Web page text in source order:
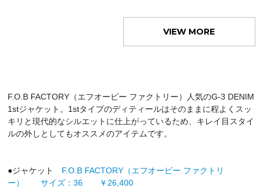
VIEW MORE
F.O.B FACTORY（エフオービー ファクトリー）人気のG-3 DENIM
1stジャケット。1stタイプのディティールはそのままに程よくスッ
キリと現代的なシルエットに仕上がっているため、キレイ目スタイ
ルの外しとしてもオススメのアイテムです。
●ジャケット F.O.B FACTORY（エフオービー ファクトリ
ー） サイズ：36 ￥26,400